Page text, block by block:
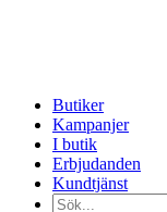
Butiker
Kampanjer
I butik
Erbjudanden
Kundtjänst
Sök...